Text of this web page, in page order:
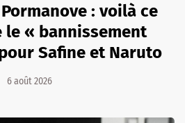
: voilà ce
« bannissement
Safine et Naruto
6 août 2026